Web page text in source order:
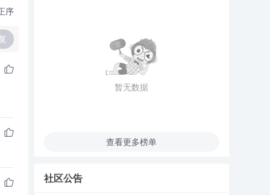
序
暂无数据
查看更多榜单
社区公告